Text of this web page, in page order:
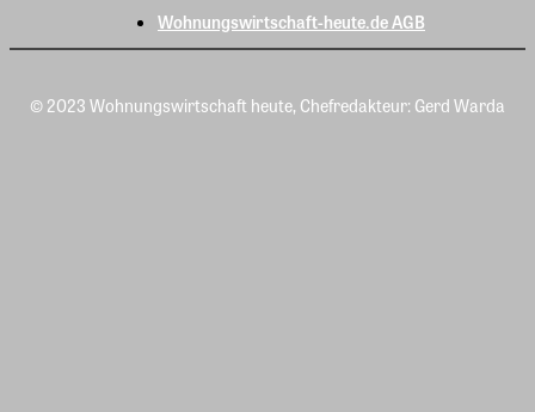
Wohnungswirtschaft-heute.de AGB
© 2023 Wohnungswirtschaft heute, Chefredakteur: Gerd Warda